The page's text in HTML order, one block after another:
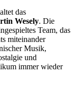
das
Wesely. Die
Team, das
miteinander
Musik,
und
immer wieder